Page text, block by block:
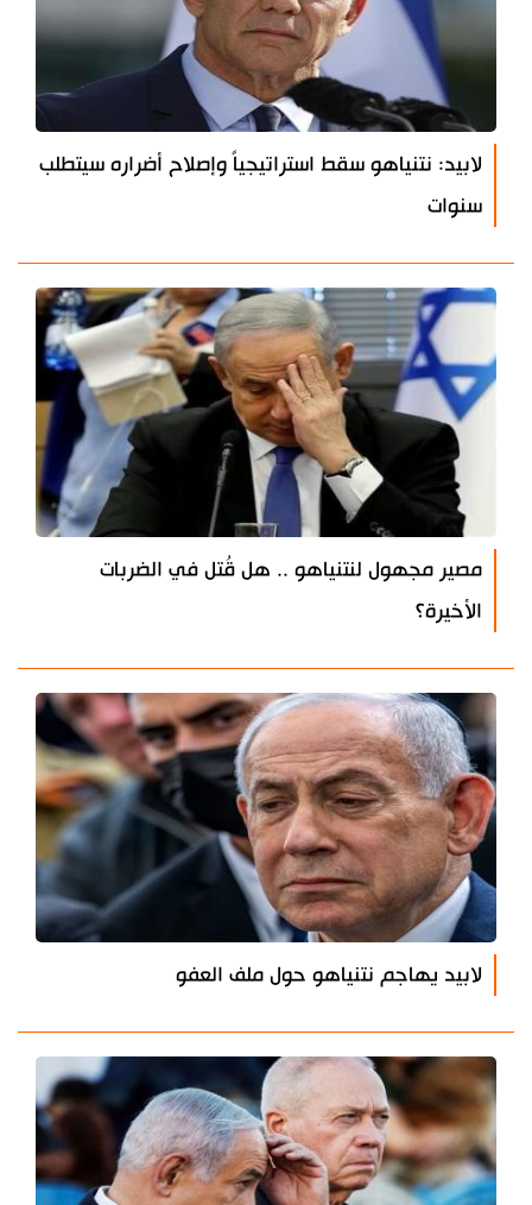
لابيد: نتنياهو سقط استراتيجياً وإصلاح أضراره سيتطلب
سنوات
مصير مجهول لنتنياهو .. هل قُتل في الضربات
الأخيرة؟
لابيد يهاجم نتنياهو حول ملف العفو